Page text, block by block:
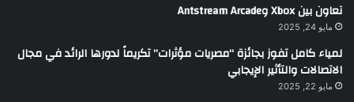
تعاون بين Xbox وAntstream Arcade
مايو 24, 2025
لمياء كامل تفوز بجائزة “مصريات مؤثرات” تكريماً لدورها الرائد في مجال
الاتصالات والتأثير الإيجابي
مايو 22, 2025